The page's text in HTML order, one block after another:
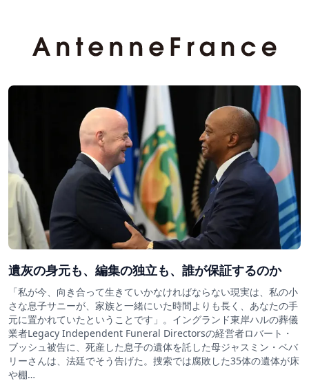
遺灰の身元も、編集の独立も、誰が保証するのか
「私が今、向き合って生きていかなければならない現実は、私の小
さな息子サニーが、家族と一緒にいた時間よりも長く、あなたの手
元に置かれていたということです」。イングランド東岸ハルの葬儀
業者Legacy Independent Funeral Directorsの経営者ロバート・
ブッシュ被告に、死産した息子の遺体を託した母ジャスミン・ベバ
リーさんは、法廷でそう告げた。捜索では腐敗した35体の遺体が床
や棚…